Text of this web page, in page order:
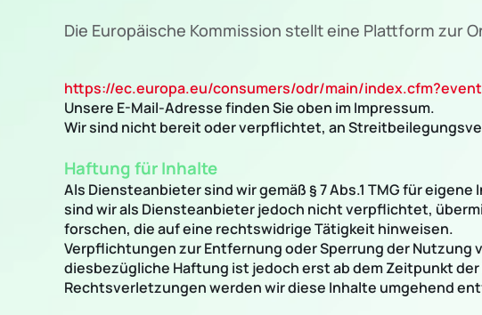
Die Europäische Kommission stellt eine Plattform zur
https://ec.europa.eu/consumers/odr/main/
Unsere E-Mail-Adresse finden Sie oben im Impressum.
Wir sind nicht bereit oder verpflichtet, an
Haftung für Inhalte
Als Diensteanbieter sind wir gemäß § 7 Abs.1 TMG für
sind wir als Diensteanbieter jedoch nicht verpflichtet,
forschen, die auf eine rechtswidrige Tätigkeit hinweisen.
Verpflichtungen zur Entfernung oder Sperrung der
diesbezügliche Haftung ist jedoch erst ab dem Zeitpunkt
Rechtsverletzungen werden wir diese Inhalte umgehend